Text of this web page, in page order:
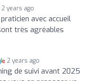
2 years ago
avec accueil
très agréables
2 years ago
de suivi avant 2025